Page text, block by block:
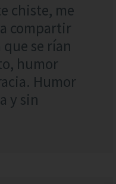
chiste, me
compartir
se rían
humor
Humor
y sin